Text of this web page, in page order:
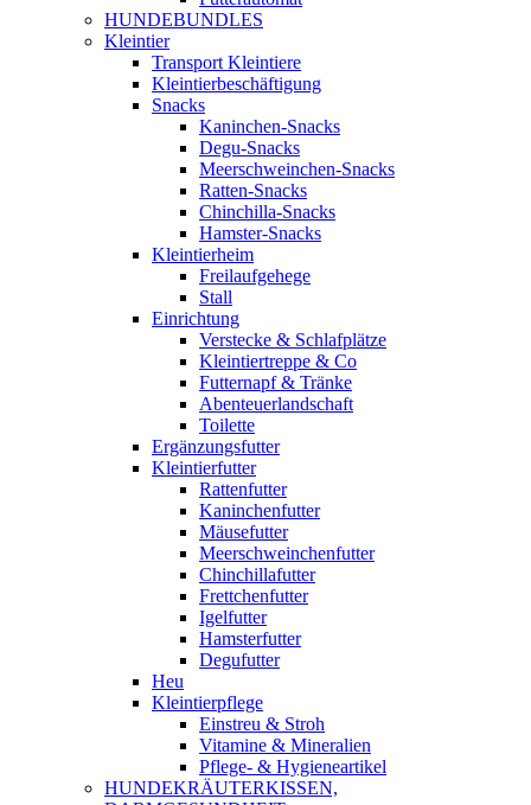
HUNDEBUNDLES
Kleintier
Transport Kleintiere
Kleintierbeschäftigung
Snacks
Kaninchen-Snacks
Degu-Snacks
Meerschweinchen-Snacks
Ratten-Snacks
Chinchilla-Snacks
Hamster-Snacks
Kleintierheim
Freilaufgehege
Stall
Einrichtung
Verstecke & Schlafplätze
Kleintiertreppe & Co
Futternapf & Tränke
Abenteuerlandschaft
Toilette
Ergänzungsfutter
Kleintierfutter
Rattenfutter
Kaninchenfutter
Mäusefutter
Meerschweinchenfutter
Chinchillafutter
Frettchenfutter
Igelfutter
Hamsterfutter
Degufutter
Heu
Kleintierpflege
Einstreu & Stroh
Vitamine & Mineralien
Pflege- & Hygieneartikel
HUNDEKRÄUTERKISSEN,